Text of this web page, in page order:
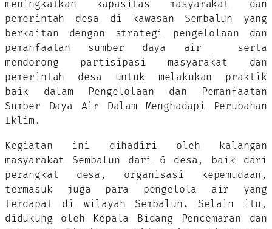
meningkatkan kapasitas masyarakat dan
pemerintah desa di kawasan Sembalun yang
berkaitan dengan strategi pengelolaan dan
pemanfaatan sumber daya air serta
mendorong partisipasi masyarakat dan
pemerintah desa untuk melakukan praktik
baik dalam Pengelolaan dan Pemanfaatan
Sumber Daya Air Dalam Menghadapi Perubahan
Iklim.
Kegiatan ini dihadiri oleh kalangan
masyarakat Sembalun dari 6 desa, baik dari
perangkat desa, organisasi kepemudaan,
termasuk juga para pengelola air yang
terdapat di wilayah Sembalun. Selain itu,
didukung oleh Kepala Bidang Pencemaran dan